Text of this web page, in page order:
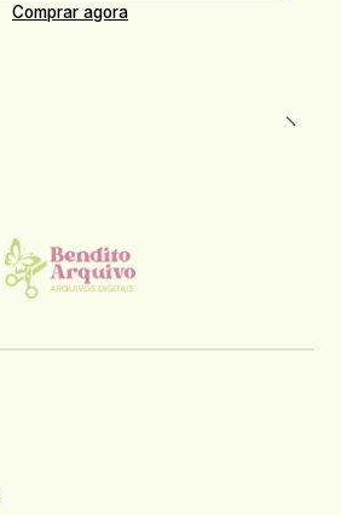
Comprar agora